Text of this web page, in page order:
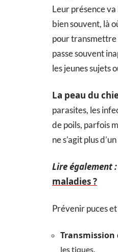
Leur présence
bien souvent, là
pour transmettre
passe souvent
les jeunes sujets
La peau du
parasites, les
de poils, parfois
ne s’agit plus
Lire également :
maladies ?
Prévenir puces
les tiques.